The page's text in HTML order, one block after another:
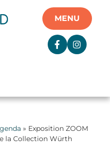
MENU
» Exposition ZOOM
la Collection Würth